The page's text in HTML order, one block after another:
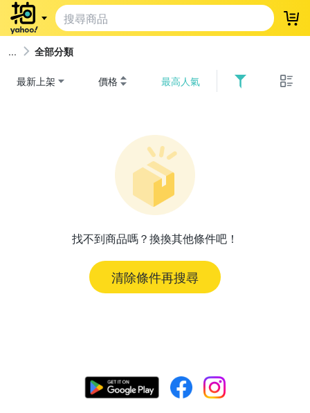
登
全部分類
最新上架 價格 最高人氣
找不到商品嗎？換換其他條件吧！
清除條件再搜尋